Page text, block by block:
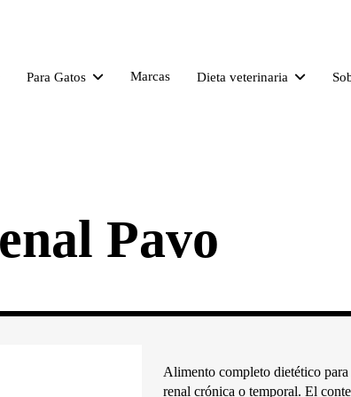
Para Gatos Marcas Dieta veterinaria
Pavo
Alimento completo dietético
renal crónica o temporal. El